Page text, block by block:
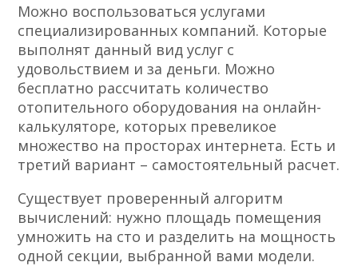
Можно воспользоваться услугами
специализированных компаний. Которые
выполнят данный вид услуг с
удовольствием и за деньги. Можно
бесплатно рассчитать количество
отопительного оборудования на онлайн-
калькуляторе, которых превеликое
множество на просторах интернета. Есть и
третий вариант – самостоятельный расчет.
Существует проверенный алгоритм
вычислений: нужно площадь помещения
умножить на сто и разделить на мощность
одной секции, выбранной вами модели.